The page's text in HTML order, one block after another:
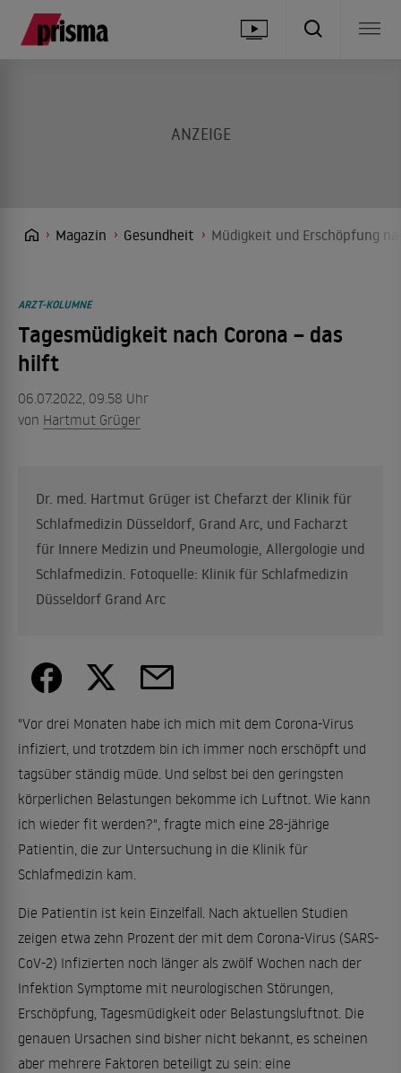
Magazin Gesundheit Müdigkeit und Erschöpfung
ARZT-KOLUMNE
Tagesmüdigkeit nach Corona – das
hilft
06.07.2022, 09.58 Uhr
von Hartmut Grüger
Dr. med. Hartmut Grüger ist Chefarzt der Klinik für
Schlafmedizin Düsseldorf, Grand Arc, und Facharzt
für Innere Medizin und Pneumologie, Allergologie und
Schlafmedizin. Fotoquelle: Klinik für Schlafmedizin
Düsseldorf Grand Arc
"Vor drei Monaten habe ich mich mit dem Corona-Virus
infiziert, und trotzdem bin ich immer noch erschöpft und
tagsüber ständig müde. Und selbst bei den geringsten
körperlichen Belastungen bekomme ich Luftnot. Wie kann
ich wieder fit werden?", fragte mich eine 28-jährige
Patientin, die zur Untersuchung in die Klinik für
Schlafmedizin kam.
Die Patientin ist kein Einzelfall. Nach aktuellen Studien
zeigen etwa zehn Prozent der mit dem Corona-Virus (SARS-
CoV-2) Infizierten noch länger als zwölf Wochen nach der
Infektion Symptome mit neurologischen Störungen,
Erschöpfung, Tagesmüdigkeit oder Belastungsluftnot. Die
genauen Ursachen sind bisher nicht bekannt, es scheinen
aber mehrere Faktoren beteiligt zu sein: eine